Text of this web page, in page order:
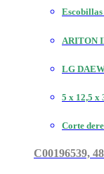
ARITON
LG
5 x 12,5 x
Corte
C00196539,